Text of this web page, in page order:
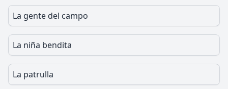
La gente del campo
La niña bendita
La patrulla